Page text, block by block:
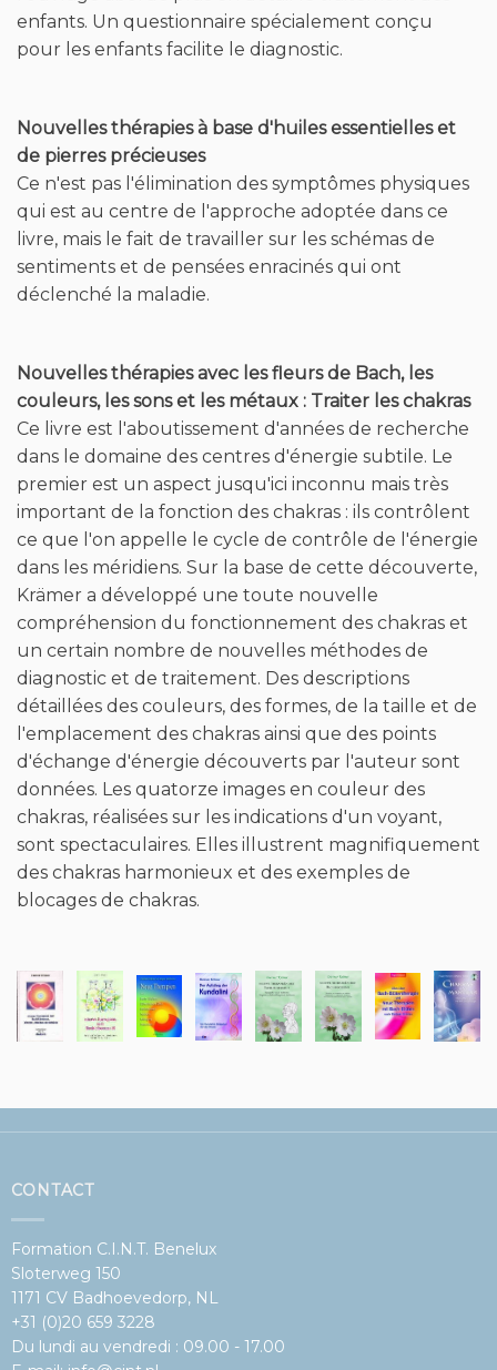
Nouvelles thérapies à base d'huiles essentielles et
qui est au centre de l'approche adoptée dans ce
livre, mais le fait de travailler sur les schémas de
sentiments et de pensées enracinés qui ont
déclenché la maladie.
Nouvelles thérapies avec les fleurs de Bach, les
dans le domaine des centres d'énergie subtile. Le
premier est un aspect jusqu'ici inconnu mais très
important de la fonction des chakras : ils contrôlent
ce que l'on appelle le cycle de contrôle de l'énergie
dans les méridiens. Sur la base de cette découverte,
Krämer a développé une toute nouvelle
compréhension du fonctionnement des chakras et
un certain nombre de nouvelles méthodes de
diagnostic et de traitement. Des descriptions
détaillées des couleurs, des formes, de la taille et de
l'emplacement des chakras ainsi que des points
d'échange d'énergie découverts par l'auteur sont
données. Les quatorze images en couleur des
chakras, réalisées sur les indications d'un voyant,
sont spectaculaires. Elles illustrent magnifiquement
des chakras harmonieux et des exemples de
blocages de chakras.
CONTACT
Sloterweg 150
1171 CV Badhoevedorp, NL
+31 (0)20 659 3228
Du lundi au vendredi : 09.00 - 17.00
E-mail:info@cint.nl
Politique de confidentialité (AVG/GDPR)